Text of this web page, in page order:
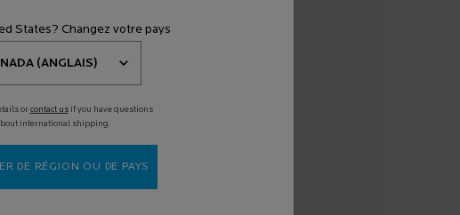
de la
Posaycontient10
ou non.
States? Changez votre pays
orcontact usif you have questions
international shipping.
DE RÉGION OU DE PAYS